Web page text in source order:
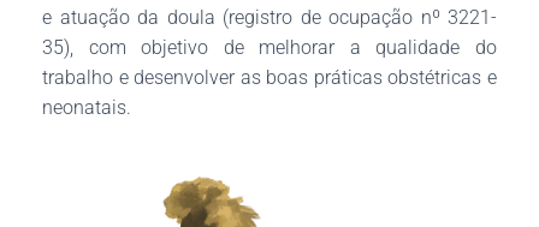
e atuação da doula (registro de ocupação nº 3221-
35), com objetivo de melhorar a qualidade do
trabalho e desenvolver as boas práticas obstétricas e
neonatais.